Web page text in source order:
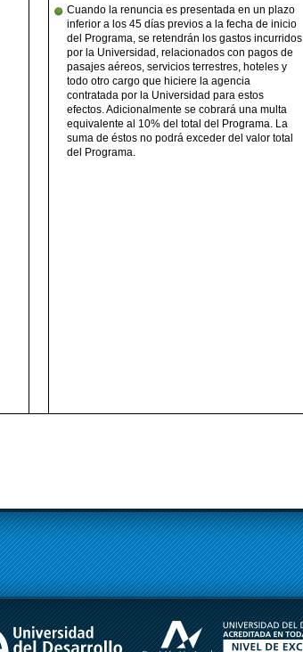
Cuando la renuncia es presentada en un plazo
inferior a los 45 días previos a la fecha de inicio
del Programa, se retendrán los gastos incurridos
por la Universidad, relacionados con pagos de
pasajes aéreos, servicios terrestres, hoteles y
todo otro cargo que hiciere la agencia
contratada por la Universidad para estos
efectos. Adicionalmente se cobrará una multa
equivalente al 10% del total del Programa. La
suma de éstos no podrá exceder del valor total
del Programa.